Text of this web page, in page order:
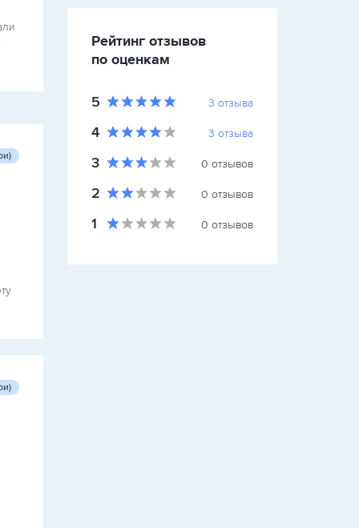
Рейтинг отзывов
по оценкам
5 3 отзыва
4 3 отзыва
3 0 отзывов
2 0 отзывов
1 0 отзывов